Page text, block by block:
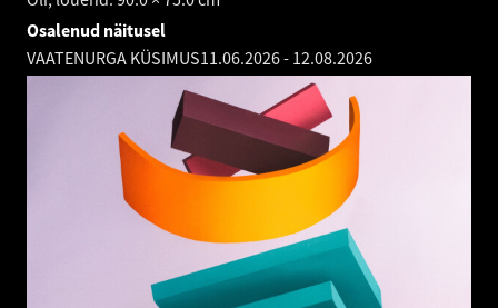
Osalenud näitusel
VAATENURGA KÜSIMUS11.06.2026- 12.08.2026